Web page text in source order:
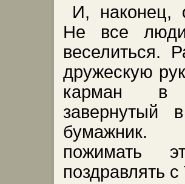
И, наконец,
Не все
веселиться.
дружескую
карман в
завернутый
бумажник.
пожимать
поздравлять